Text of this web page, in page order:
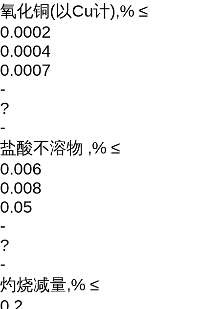
氧化铜(以Cu计),% ≤
0.0002
0.0004
0.0007
-
?
-
盐酸不溶物 ,% ≤
0.006
0.008
0.05
-
?
-
灼烧减量,% ≤